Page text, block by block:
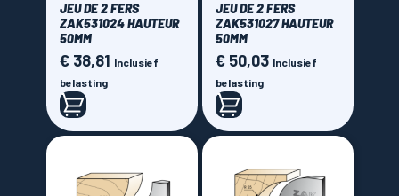
JEU DE 2 FERS
ZAK531024 HAUTEUR
50MM
Prijs
€ 38,81 Inclusief
belasting
JEU DE 2 FERS
ZAK531027 HAUTEUR
50MM
Prijs
€ 50,03 Inclusief
belasting